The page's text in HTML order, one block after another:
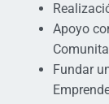
Apoyo
Fundar